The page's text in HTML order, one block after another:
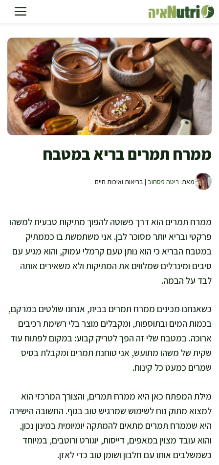
לדלג
לתוכן
ממרח תמרים בריא במטבח
מאת: ריטה פסחוב | בריאות ואיכות חיים
ממרח תמרים הוא דרך פשוטה להפוך מתיקות טבעית למשהו
פרקטי ובריא יותר מסוכר לבן. אני משתמשת בו כממתיק
במטבח הבריא כי הוא נותן טעם קרמלי עמוק, והוא מגיע עם
סיבים ומינרלים שמלווים את המתיקות ולא משאירים אותה
לבד על הבמה.
כשאנחנו מכינים ממרח תמרים בבית, אנחנו שולטים במרקם,
בכמות המים ובתוספות, ומקבלים מוצר בלי רשימת רכיבים
ארוכה. במטבח שלי זה הפך לטריק קבוע: במקום לפתוח עוד
שקית של משהו מתועש, אני טוחנת תמרים ומקבלת בסיס
שמרים כמעט כל קינוח.
מילת המפתח כאן היא ממרח תמרים, והצורך המרכזי הוא
למצוא מתוק נוח לשימוש שמרגיש טוב בגוף. התשובה הישירה
היא שממרח תמרים מתאים להמתקה יומיומית במינון נכון,
והוא עובד מצוין במאפים, דייסות, יוגורט ורוטבים, במיוחד
כשמשלבים אותו עם חלבון ושומן טוב כדי לאזן.